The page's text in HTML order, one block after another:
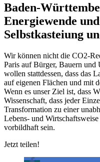
Baden-
Energiewende
Selbstkasteiung
Wir können nicht die CO2-
Paris auf Bürger, Bauern und
wollen stattdessen, dass das
auf eigenen Flächen und mit
Wenn es unser Ziel ist, dass
Wissenschaft, dass jeder
Transformation zu einer
Lebens- und
vorbildhaft sein.
Jetzt teilen!